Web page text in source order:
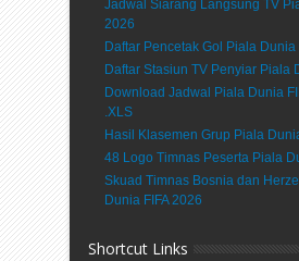
Jadwal Siarang Langsung TV
2026
Daftar Pencetak Gol Piala Dunia
Daftar Stasiun TV Penyiar Piala
Download Jadwal Piala Dunia
.XLS
Hasil Klasemen Grup Piala
48 Logo Timnas Peserta Piala
Skuad Timnas Bosnia dan
Dunia FIFA 2026
Shortcut Links